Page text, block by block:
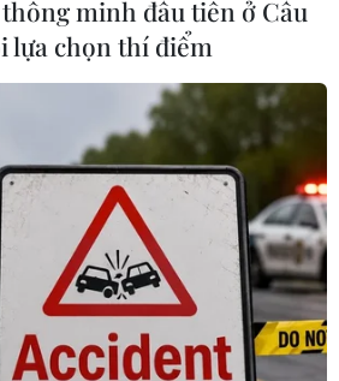
huyết áp #Tập thể dục
#Đau tim
minh đầu tiên ở Cầu
lựa chọn thí điểm